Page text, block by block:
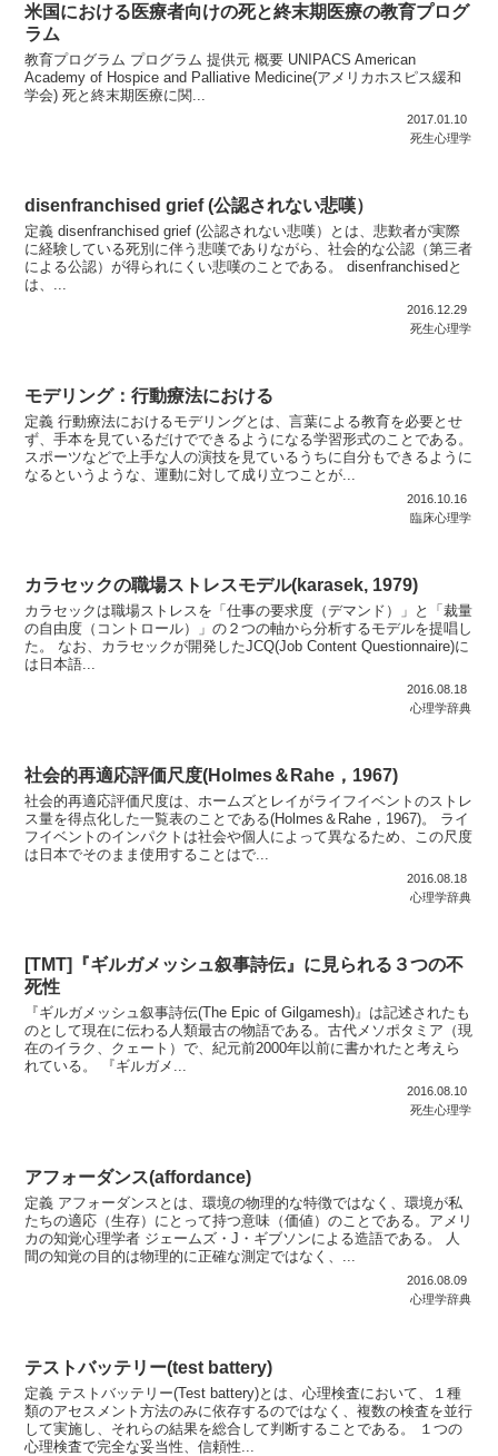
米国における医療者向けの死と終末期医療の教育プログ
ラム
教育プログラム プログラム 提供元 概要 UNIPACS American
Academy of Hospice and Palliative Medicine(アメリカホスピス緩和
学会) 死と終末期医療に関...
2017.01.10
死生心理学
disenfranchised grief (公認されない悲嘆）
定義 disenfranchised grief (公認されない悲嘆）とは、悲歎者が実際
に経験している死別に伴う悲嘆でありながら、社会的な公認（第三者
による公認）が得られにくい悲嘆のことである。 disenfranchisedと
は、...
2016.12.29
死生心理学
モデリング：行動療法における
定義 行動療法におけるモデリングとは、言葉による教育を必要とせ
ず、手本を見ているだけでできるようになる学習形式のことである。
スポーツなどで上手な人の演技を見ているうちに自分もできるように
なるというような、運動に対して成り立つことが...
2016.10.16
臨床心理学
カラセックの職場ストレスモデル(karasek, 1979)
カラセックは職場ストレスを「仕事の要求度（デマンド）」と「裁量
の自由度（コントロール）」の２つの軸から分析するモデルを提唱し
た。 なお、カラセックが開発したJCQ(Job Content Questionnaire)に
は日本語...
2016.08.18
心理学辞典
社会的再適応評価尺度(Holmes＆Rahe，1967)
社会的再適応評価尺度は、ホームズとレイがライフイベントのストレ
ス量を得点化した一覧表のことである(Holmes＆Rahe，1967)。 ライ
フイベントのインパクトは社会や個人によって異なるため、この尺度
は日本でそのまま使用することはで...
2016.08.18
心理学辞典
[TMT]『ギルガメッシュ叙事詩伝』に見られる３つの不
死性
『ギルガメッシュ叙事詩伝(The Epic of Gilgamesh)』は記述されたも
のとして現在に伝わる人類最古の物語である。古代メソポタミア（現
在のイラク、クェート）で、紀元前2000年以前に書かれたと考えら
れている。 『ギルガメ...
2016.08.10
死生心理学
アフォーダンス(affordance)
定義 アフォーダンスとは、環境の物理的な特徴ではなく、環境が私
たちの適応（生存）にとって持つ意味（価値）のことである。アメリ
カの知覚心理学者 ジェームズ・J・ギブソンによる造語である。 人
間の知覚の目的は物理的に正確な測定ではなく、...
2016.08.09
心理学辞典
テストバッテリー(test battery)
定義 テストバッテリー(Test battery)とは、心理検査において、１種
類のアセスメント方法のみに依存するのではなく、複数の検査を並行
して実施し、それらの結果を総合して判断することである。 １つの
心理検査で完全な妥当性、信頼性...